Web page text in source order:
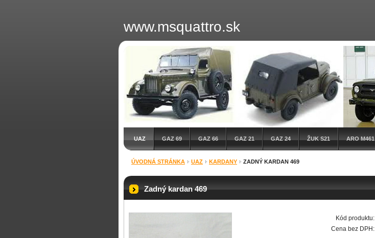
www.msquattro.sk
UAZ GAZ 69 GAZ 66 GAZ 21 GAZ 24 ŽUK S21 ARO M461
ÚVODNÁ STRÁNKA UAZ KARDANY ZADNÝ KARDAN 469
Zadný kardan 469
Kód produktu:
Cena bez DPH: